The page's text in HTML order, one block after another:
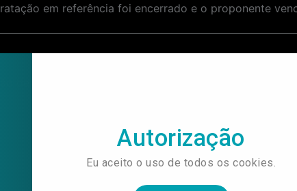
em referência foi encerrado e o proponente